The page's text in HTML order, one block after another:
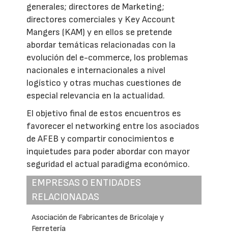
generales; directores de Marketing;
directores comerciales y Key Account
Mangers (KAM) y en ellos se pretende
abordar temáticas relacionadas con la
evolución del e-commerce, los problemas
nacionales e internacionales a nivel
logístico y otras muchas cuestiones de
especial relevancia en la actualidad.
El objetivo final de estos encuentros es
favorecer el networking entre los asociados
de AFEB y compartir conocimientos e
inquietudes para poder abordar con mayor
seguridad el actual paradigma económico.
EMPRESAS O ENTIDADES
RELACIONADAS
Asociación de Fabricantes de Bricolaje y
Ferretería